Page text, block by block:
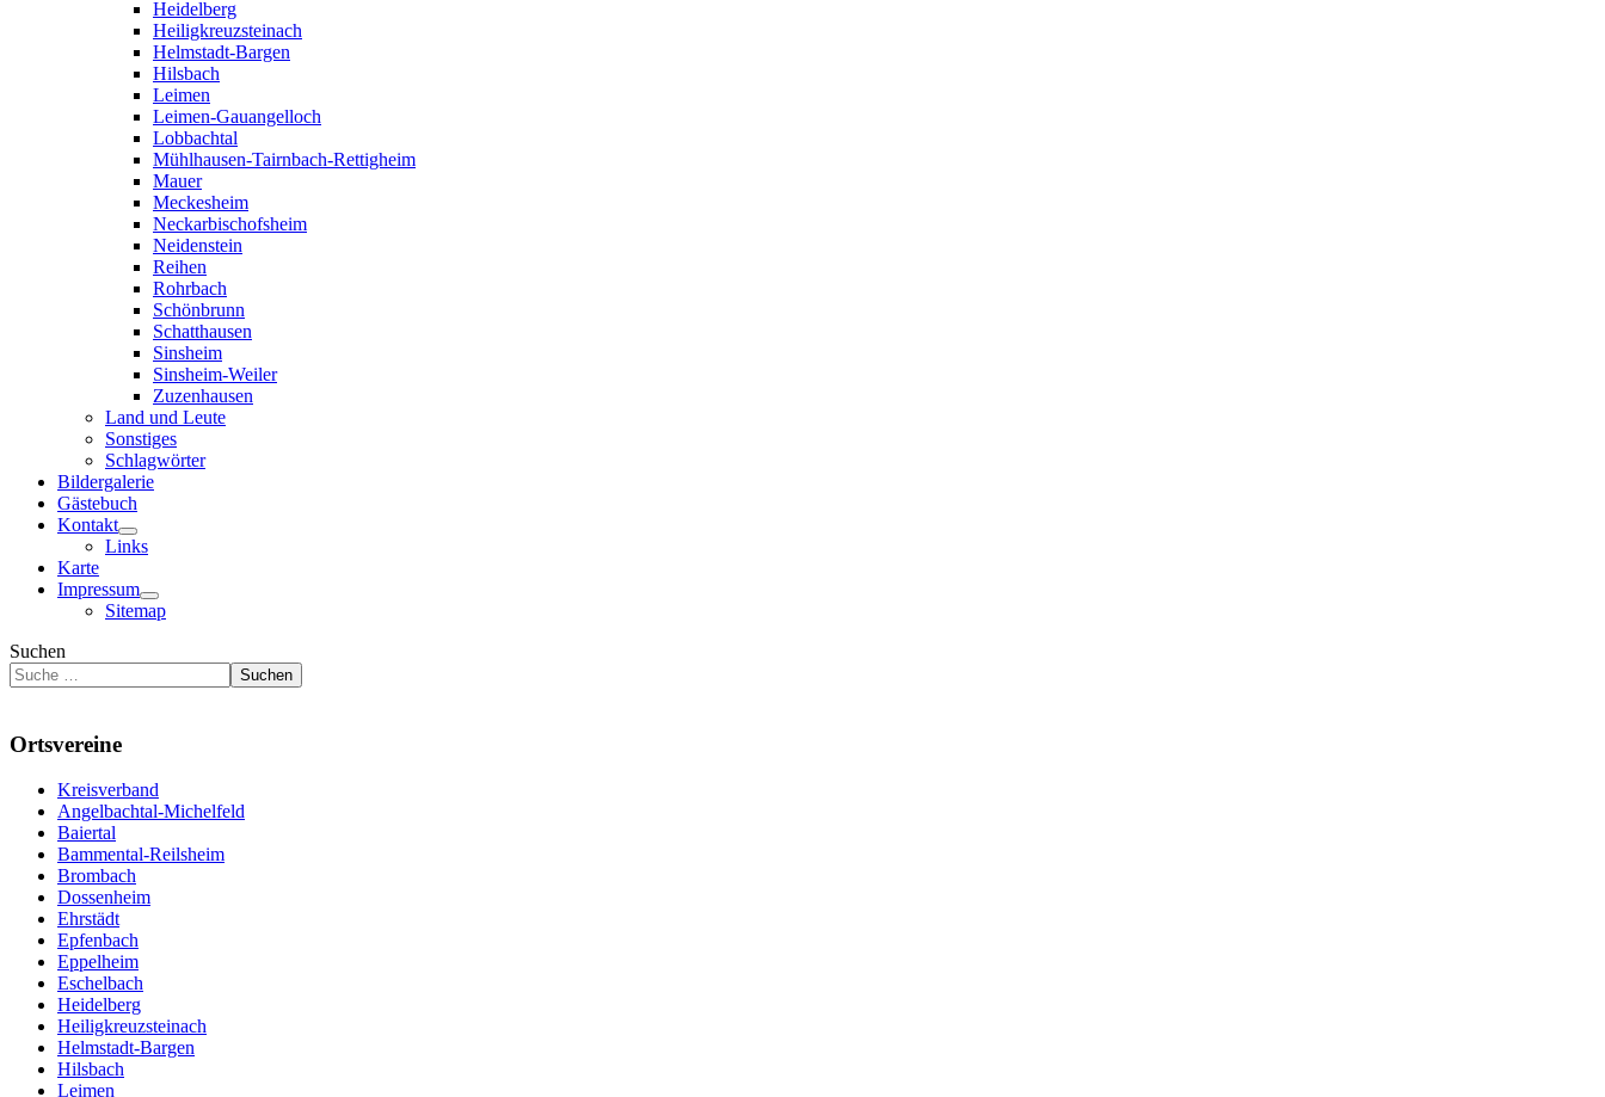
Heidelberg
Heiligkreuzsteinach
Helmstadt-Bargen
Hilsbach
Leimen
Leimen-Gauangelloch
Lobbachtal
Mühlhausen-Tairnbach-Rettigheim
Mauer
Meckesheim
Neckarbischofsheim
Neidenstein
Reihen
Rohrbach
Schönbrunn
Schatthausen
Sinsheim
Sinsheim-Weiler
Zuzenhausen
Land und Leute
Sonstiges
Schlagwörter
Bildergalerie
Gästebuch
Kontakt
Links
Karte
Impressum
Sitemap
Suchen
Suchen
Ortsvereine
Kreisverband
Angelbachtal-Michelfeld
Baiertal
Bammental-Reilsheim
Brombach
Dossenheim
Ehrstädt
Epfenbach
Eppelheim
Eschelbach
Heidelberg
Heiligkreuzsteinach
Helmstadt-Bargen
Hilsbach
Leimen